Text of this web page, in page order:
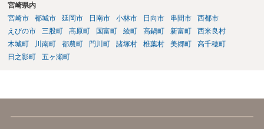
宮崎県内
宮崎市
都城市 延岡市 日南市 小林市 日向市 串間市
西都市
えびの市
三股町 高原町 国富町 綾町 高鍋町 新富町
西米良村
木城町
川南町 都農町 門川町 諸塚村 椎葉村 美郷町
高千穂町
日之影町
五ヶ瀬町